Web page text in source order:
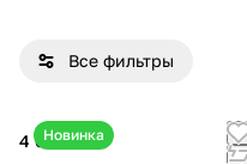
Все фильтры
Новинка
4 600 ₽